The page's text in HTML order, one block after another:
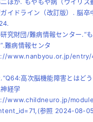
ほか. もやもや病（ウイリス
イドライン（改訂版）. 脳卒
究財団/難病情報センター.“
難病情報センタ
www.nanbyou.or.jp/entry/
高次脳機能障害とはど
経学
www.childneuro.jp/
参照 2024-08-